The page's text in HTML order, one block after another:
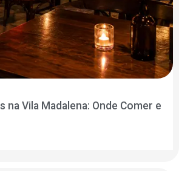
na Vila Madalena: Onde Comer e